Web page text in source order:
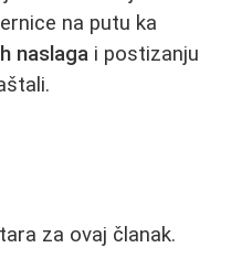
na putu ka
naslaga i postizanju
za ovaj članak.